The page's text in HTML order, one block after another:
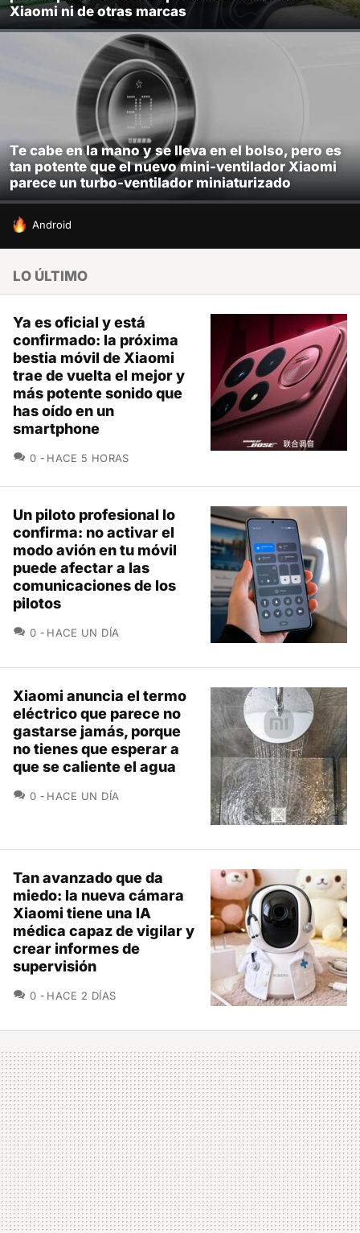
Xiaomi ni de otras marcas
Te cabe en la mano y se lleva en el bolso, pero es
tan potente que el nuevo mini-ventilador Xiaomi
parece un turbo-ventilador miniaturizado
HOY SE HABLA DE
Android
LO ÚLTIMO
Ya es oficial y está
confirmado: la próxima
bestia móvil de Xiaomi
trae de vuelta el mejor y
más potente sonido que
has oído en un
smartphone
0 COMENTARIOS
HACE 5 HORAS
Un piloto profesional lo
confirma: no activar el
modo avión en tu móvil
puede afectar a las
comunicaciones de los
pilotos
0 COMENTARIOS
HACE UN DÍA
Xiaomi anuncia el termo
eléctrico que parece no
gastarse jamás, porque
no tienes que esperar a
que se caliente el agua
0 COMENTARIOS
HACE UN DÍA
Tan avanzado que da
miedo: la nueva cámara
Xiaomi tiene una IA
médica capaz de vigilar y
crear informes de
supervisión
0 COMENTARIOS
HACE 2 DÍAS